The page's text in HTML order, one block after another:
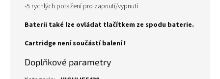
-5 rychlých potažení pro zapnutí/vypnutí
Baterii také lze ovládat tlačítkem ze spodu baterie.
Cartridge není součástí balení !
Doplňkové parametry